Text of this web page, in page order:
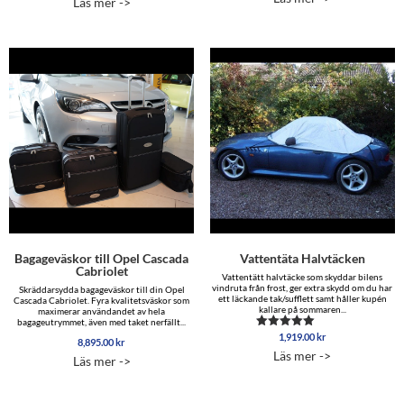
av 5
Bagageväskor till Opel Cascada
Cabriolet
Skräddarsydda bagageväskor till din Opel
Cascada Cabriolet. Fyra kvalitetsväskor som
maximerar användandet av hela
bagageutrymmet, även med taket nerfällt...
8,895.00kr
Läs mer ->
Vattentäta Halvtäcken
Vattentätt halvtäcke som skyddar bilens
vindruta från frost, ger extra skydd om du har
ett läckande tak/sufflett samt håller kupén
kallare på sommaren...
Betygsatt
av 5
1,919.00kr
Läs mer ->